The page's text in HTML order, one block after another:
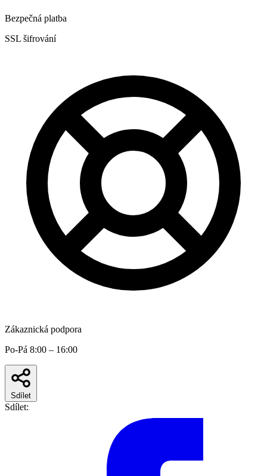
Bezpečná platba
SSL šifrování
Zákaznická podpora
Po-Pá 8:00 – 16:00
Sdílet
Sdílet: